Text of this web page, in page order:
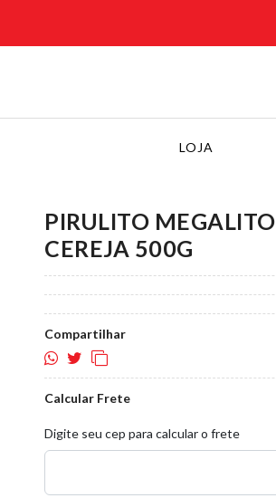
LOJA
PIRULITO MEGALITO
CEREJA 500G
Compartilhar
Calcular Frete
Digite seu cep para calcular o frete